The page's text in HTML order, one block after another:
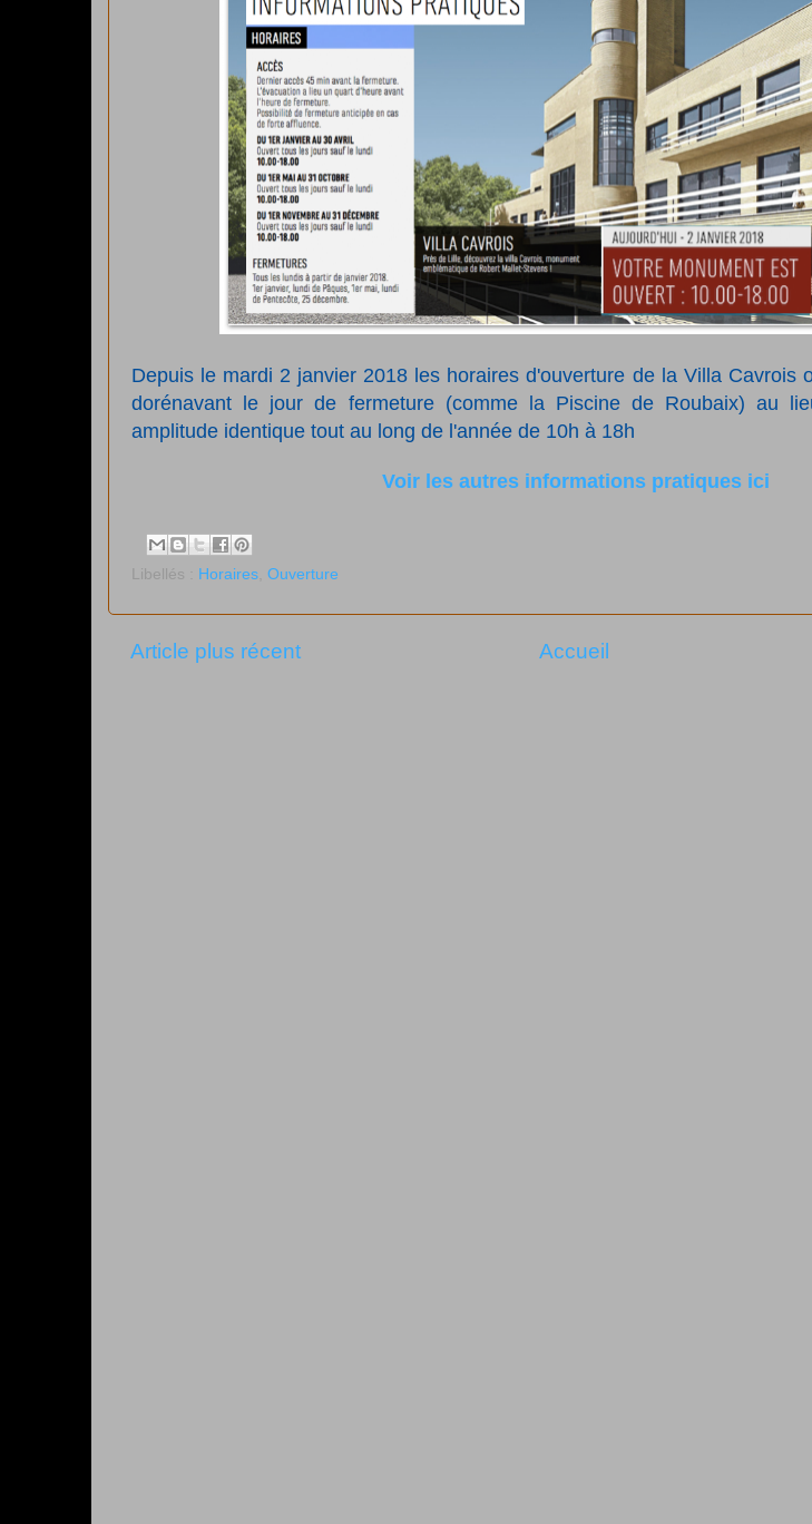
Depuis le mardi 2 janvier 2018 les horaires d'ouverture de la Villa Cavrois
dorénavant le jour de fermeture (comme la Piscine de Roubaix) au
amplitude identique tout au long de l'année de 10h à 18h
Voir les autres informations pratiques ici
Libellés : Horaires Ouverture
Article plus récent Accueil